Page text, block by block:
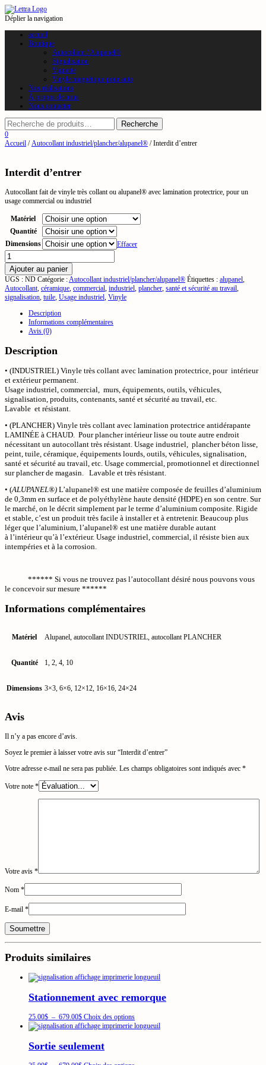
Déplier la navigation
accueil
Boutique
Autocollant / Alupanel®
Signalisation
Vignette
Vinyle magnétique pour auto
Nos réalisations
À propos de nous
Nous contacter
0
Accueil /Autocollant industriel/plancher/alupanel® / Interdit d’entrer
Interdit d’entrer
Autocollant fait de vinyle très collant ou alupanel® avec lamination protectrice, pour un
usage commercial ou industriel
Matériel
Quantité
Dimensions
Effacer
quantité
de
Interdit
d’entrer
Ajouter au panier
UGS : ND Catégorie :Autocollant industriel/plancher/alupanel® Étiquettes : alupanel,
Autocollant, céramique, commercial, industriel, plancher, santé et sécurité au travail,
signalisation, tuile, Usage industriel, Vinyle
Description
Informations complémentaires
Avis (0)
Description
• (INDUSTRIEL) Vinyle très collant avec lamination protectrice, pour intérieur
et extérieur permanent.
Usage industriel, commercial, murs, équipements, outils, véhicules,
signalisation, produits, contenants, santé et sécurité au travail, etc.
Lavable et résistant.
• (PLANCHER) Vinyle très collant avec lamination protectrice antidérapante
LAMINÉE à CHAUD. Pour plancher intérieur lisse ou toute autre endroit
nécessitant un autocollant très résistant. Usage industriel, plancher béton lisse,
peint, tuile, céramique, équipements lourds, outils, véhicules, signalisation,
santé et sécurité au travail, etc. Usage commercial, promotionnel et directionnel
sur plancher de magasin. Lavable et très résistant.
• (ALUPANEL®) L’alupanel® est une matière composée de feuilles d’aluminium
de 0,3mm en surface et de polyéthylène haute densité (HDPE) en son centre. Sur
le marché, on le décrit simplement par le terme d’aluminium composite. Rigide
et stable, c’est un produit très facile à installer et à entretenir. Beaucoup plus
léger que l’aluminium, l’alupanel® est une matière durable autant
à l’intérieur qu’à l’extérieur. Usage industriel, commercial, il résiste bien aux
intempéries et à la corrosion.
****** Si vous ne trouvez pas l’autocollant désiré nous pouvons vous
le concevoir sur mesure ******
Informations complémentaires
Matériel Alupanel, autocollant INDUSTRIEL, autocollant PLANCHER
Quantité 1, 2, 4, 10
Dimensions 3×3, 6×6, 12×12, 16×16, 24×24
Avis
Il n’y a pas encore d’avis.
Soyez le premier à laisser votre avis sur “Interdit d’entrer”
Votre adresse e-mail ne sera pas publiée. Les champs obligatoires sont indiqués avec *
Votre note *
Votre avis *
Nom *
E-mail *
Produits similaires
Stationnement avec remorque
25.00$ – 679.00$Plage
de
25.00$
à
679.00$
Choix des optionsCe
produit
Sortie seulement